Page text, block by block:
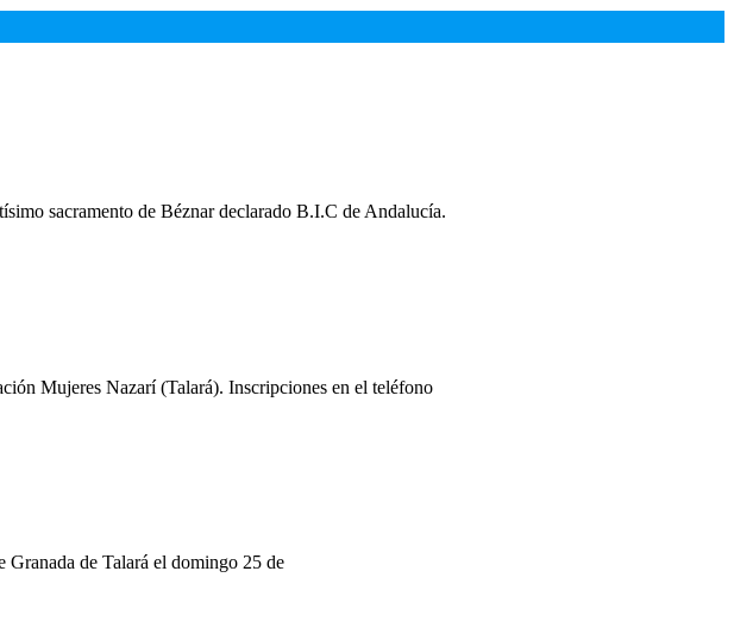
sacramento de Béznar declarado B.I.C de Andalucía.
Mujeres Nazarí (Talará). Inscripciones en el teléfono
Granada de Talará el domingo 25 de